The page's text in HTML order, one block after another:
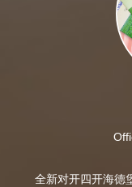
全新对开四开海德